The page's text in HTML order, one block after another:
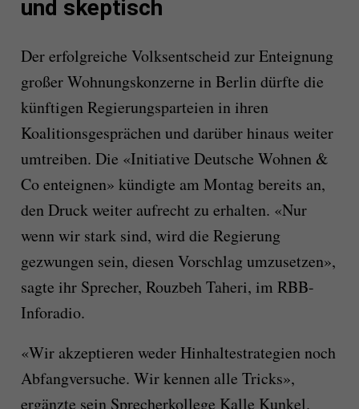
und skeptisch
Der erfolgreiche Volksentscheid zur Enteignung
großer Wohnungskonzerne in Berlin dürfte die
künftigen Regierungsparteien in ihren
Koalitionsgesprächen und darüber hinaus weiter
umtreiben. Die «Initiative Deutsche Wohnen &
Co enteignen» kündigte am Montag bereits an,
den Druck weiter aufrecht zu erhalten. «Nur
wenn wir stark sind, wird die Regierung
gezwungen sein, diesen Vorschlag umzusetzen»,
sagte ihr Sprecher, Rouzbeh Taheri, im RBB-
Inforadio.
«Wir akzeptieren weder Hinhaltestrategien noch
Abfangversuche. Wir kennen alle Tricks»,
ergänzte sein Sprecherkollege Kalle Kunkel.